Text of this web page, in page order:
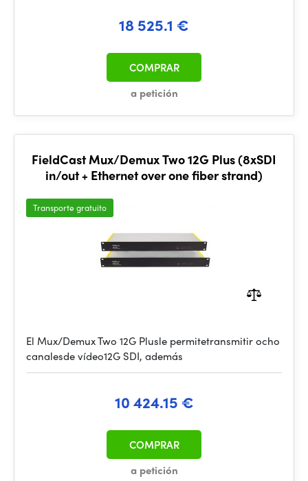
18 525.1 €
a petición
COMPRAR
FieldCast Mux/Demux Two 12G Plus (8xSDI
in/out + Ethernet over one fiber strand)
Transporte gratuito
El Mux/Demux Two 12G Plusle permitetransmitir ocho
canalesde vídeo12G SDI, además
10 424.15 €
a petición
COMPRAR